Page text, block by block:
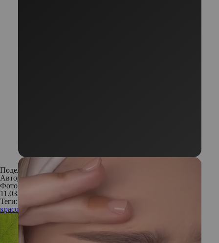
Поделиться:
Автор: Наталия Филипченко
Фото: Архивы пресс-служб
11.03.2019
Теги:
красота
внешность косметика